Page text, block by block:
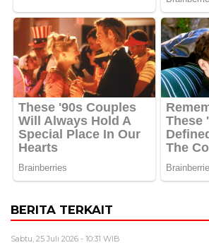
BERITA TERKAIT
Sabtu, 25 Juli 2026 - 10:31 WIB